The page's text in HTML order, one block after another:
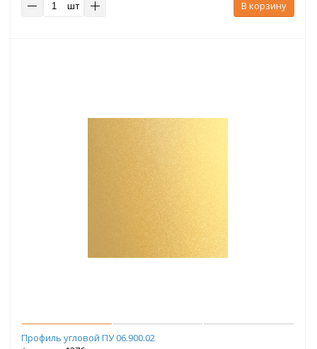
шт
В корзину
Профиль угловой ПУ 06.900.02